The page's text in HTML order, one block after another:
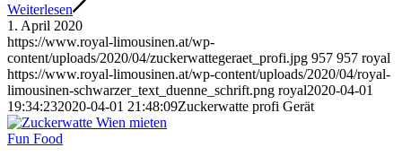
Weiterlesen
1. April 2020
https://www.royal-limousinen.at/wp-
content/uploads/2020/04/zuckerwattegeraet_profi.jpg 957 957 royal
https://www.royal-limousinen.at/wp-content/uploads/2020/04/royal-
limousinen-schwarzer_text_duenne_schrift.png royal2020-04-01
19:34:232020-04-01 21:48:09Zuckerwatte profi Gerät
Fun Food